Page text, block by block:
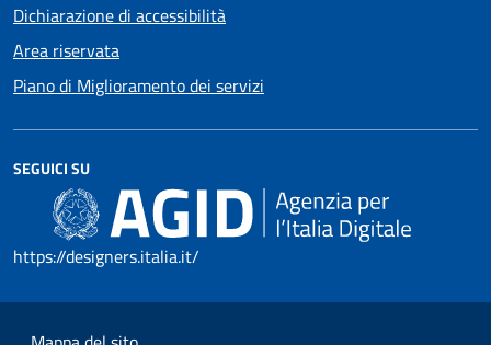
Dichiarazione di accessibilità
Area riservata
Piano di Miglioramento dei servizi
SEGUICI SU
https://designers.italia.it/